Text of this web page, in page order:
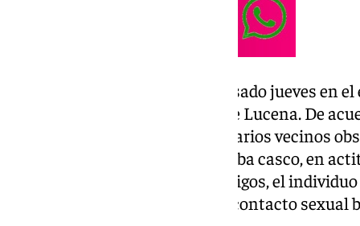
Los hechos se produjeron el pasado jueves en
Tinajerías, una zona céntrica de Lucena. De
, varios vecinos
circulaba en motocicleta y llevaba casco, en
menor. Según relataron los testigos, el
niña a mantener algún tipo de contacto sexual